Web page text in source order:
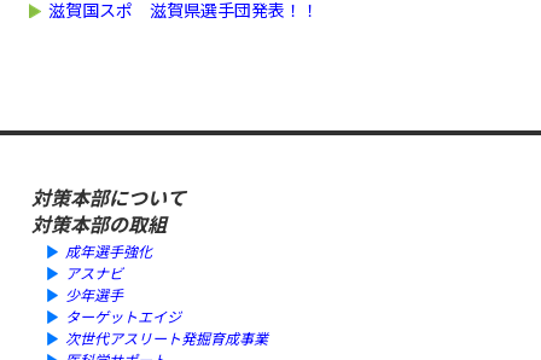
滋賀国スポ 滋賀県選手団発表！！
対策本部について
対策本部の取組
成年選手強化
アスナビ
少年選手
ターゲットエイジ
次世代アスリート発掘育成事業